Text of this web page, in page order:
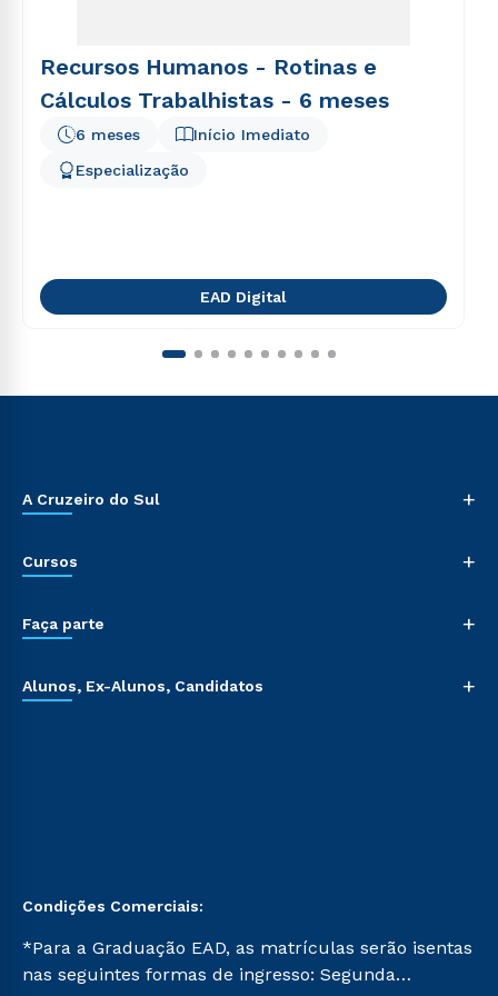
Recursos Humanos - Rotinas e
Cálculos Trabalhistas - 6 meses
Início Imediato
6 meses
Especialização
EAD Digital
A Cruzeiro do Sul +
Cursos +
Faça parte +
Alunos, Ex-Alunos, Candidatos +
Condições Comerciais:
*Para a Graduação EAD, as matrículas serão isentas
nas seguintes formas de ingresso: Segunda